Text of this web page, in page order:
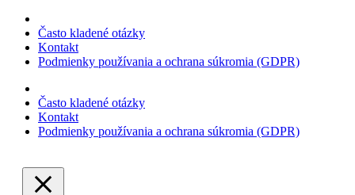
Často kladené otázky
Kontakt
Podmienky používania a ochrana súkromia (GDPR)
Často kladené otázky
Kontakt
Podmienky používania a ochrana súkromia (GDPR)